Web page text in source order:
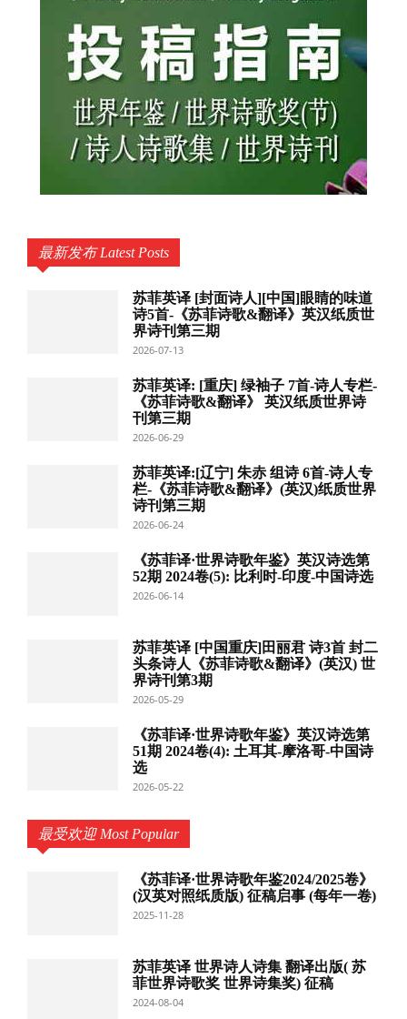
最新发布 Latest Posts
苏菲英译 [封面诗人][中国]眼睛的味道
诗5首-《苏菲诗歌&翻译》英汉纸质世
界诗刊第三期
2026-07-13
苏菲英译: [重庆] 绿袖子 7首-诗人专栏-
《苏菲诗歌&翻译》 英汉纸质世界诗
刊第三期
2026-06-29
苏菲英译:[辽宁] 朱赤 组诗 6首-诗人专
栏-《苏菲诗歌&翻译》(英汉)纸质世界
诗刊第三期
2026-06-24
《苏菲译·世界诗歌年鉴》英汉诗选第
52期 2024卷(5): 比利时-印度-中国诗选
2026-06-14
苏菲英译 [中国重庆]田丽君 诗3首 封二
头条诗人《苏菲诗歌&翻译》(英汉) 世
界诗刊第3期
2026-05-29
《苏菲译·世界诗歌年鉴》英汉诗选第
51期 2024卷(4): 土耳其-摩洛哥-中国诗
选
2026-05-22
最受欢迎 Most Popular
《苏菲译·世界诗歌年鉴2024/2025卷》
(汉英对照纸质版) 征稿启事 (每年一卷)
2025-11-28
苏菲英译 世界诗人诗集 翻译出版( 苏
菲世界诗歌奖 世界诗集奖) 征稿
2024-08-04